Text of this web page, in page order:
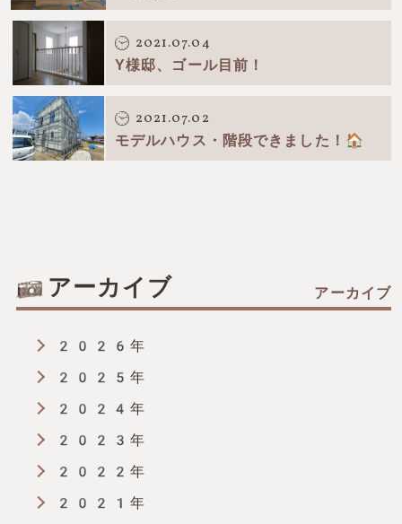
2021.07.04
Y様邸、ゴール目前！
2021.07.02
モデルハウス・階段できました！🏠
アーカイブ
2026年
2025年
2024年
2023年
2022年
2021年